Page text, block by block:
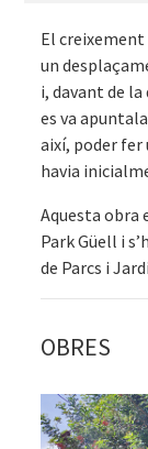
El
un
i, davant de
es va
així, poder
havia
Aquesta obra
Park Güell i
de Parcs i
OBRES